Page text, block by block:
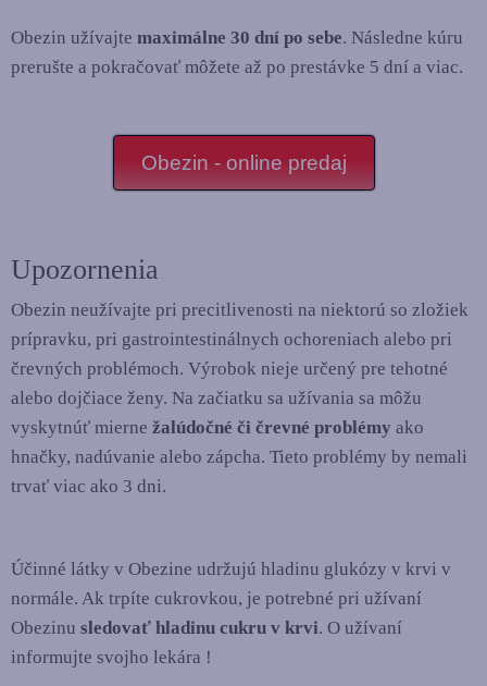
Obezin užívajte maximálne 30 dní po sebe. Následne kúru
prerušte a pokračovať môžete až po prestávke 5 dní a viac.
Obezin - online predaj
Upozornenia
Obezin neužívajte pri precitlivenosti na niektorú so zložiek
prípravku, pri gastrointestinálnych ochoreniach alebo pri
črevných problémoch. Výrobok nieje určený pre tehotné
alebo dojčiace ženy. Na začiatku sa užívania sa môžu
vyskytnúť mierne žalúdočné či črevné problémy ako
hnačky, nadúvanie alebo zápcha. Tieto problémy by nemali
trvať viac ako 3 dni.
Účinné látky v Obezine udržujú hladinu glukózy v krvi v
normále. Ak trpíte cukrovkou, je potrebné pri užívaní
Obezinu sledovať hladinu cukru v krvi. O užívaní
informujte svojho lekára !